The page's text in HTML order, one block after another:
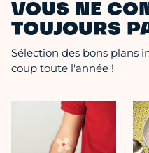
VOUS NE
TOUJOURS
Sélection des bons plans
coup toute l'année !